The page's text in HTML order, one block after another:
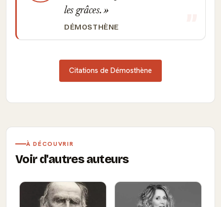
les grâces.
DÉMOSTHÈNE
Citations de Démosthène
À DÉCOUVRIR
Voir d'autres auteurs